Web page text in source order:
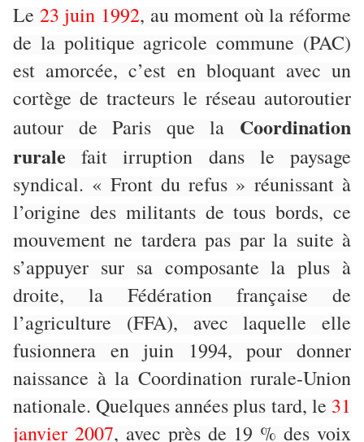
Le 23 juin 1992, au moment où la réforme
de la politique agricole commune (PAC)
est amorcée, c’est en bloquant avec un
cortège de tracteurs le réseau autoroutier
autour de Paris que la Coordination
rurale fait irruption dans le paysage
syndical. « Front du refus » réunissant à
l’origine des militants de tous bords, ce
mouvement ne tardera pas par la suite à
s’appuyer sur sa composante la plus à
droite, la Fédération française de
l’agriculture (FFA), avec laquelle elle
fusionnera en juin 1994, pour donner
naissance à la Coordination rurale-Union
nationale. Quelques années plus tard, le 31
janvier 2007, avec près de 19 % des voix